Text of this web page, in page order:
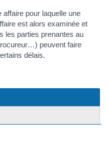
affaire pour laquelle une
est alors examinée et
les parties prenantes au
peuvent faire
délais.